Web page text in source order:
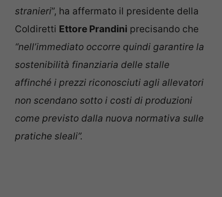
stranieri”, ha affermato il presidente della
Coldiretti Ettore Prandini precisando che
“nell’immediato occorre quindi garantire la
sostenibilità finanziaria delle stalle
affinché i prezzi riconosciuti agli allevatori
non scendano sotto i costi di produzioni
come previsto dalla nuova normativa sulle
pratiche sleali”.